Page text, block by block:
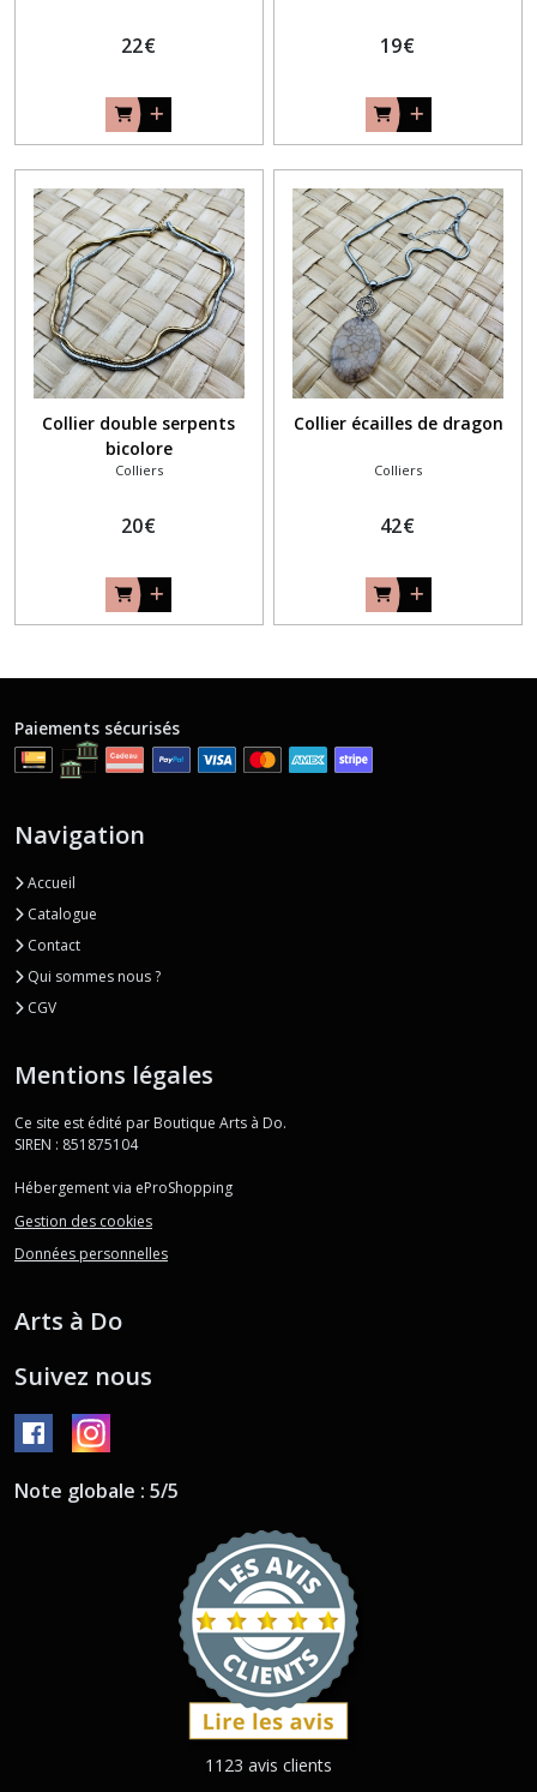
22€ 19€
Collier double serpents
bicolore
Colliers
20€
Collier écailles de dragon
Colliers
42€
Paiements sécurisés
Navigation
Accueil
Catalogue
Contact
Qui sommes nous ?
CGV
Mentions légales
Ce site est édité par Boutique Arts à Do.
SIREN : 851875104
Hébergement via eProShopping
Gestion des cookies
Données personnelles
Arts à Do
Suivez nous
Note globale : 5/5
1123 avis clients